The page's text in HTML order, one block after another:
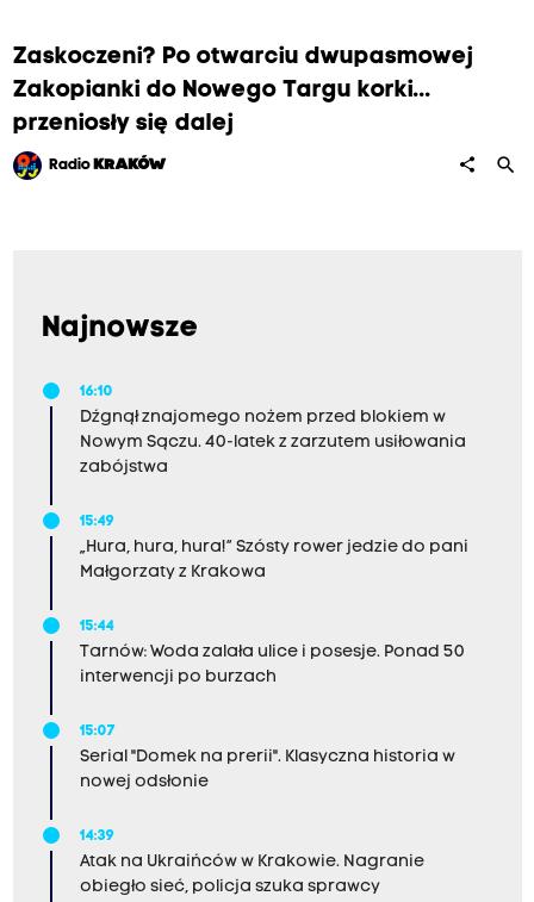
Zaskoczeni? Po otwarciu dwupasmowej
Zakopianki do Nowego Targu korki...
przeniosły się dalej
Radio KRAKÓW share search
Najnowsze
16:10
Dźgnął znajomego nożem przed blokiem w
Nowym Sączu. 40-latek z zarzutem usiłowania
zabójstwa
15:49
„Hura, hura, hura!” Szósty rower jedzie do pani
Małgorzaty z Krakowa
15:44
Tarnów: Woda zalała ulice i posesje. Ponad 50
interwencji po burzach
15:07
Serial "Domek na prerii". Klasyczna historia w
nowej odsłonie
14:39
Atak na Ukraińców w Krakowie. Nagranie
obiegło sieć, policja szuka sprawcy